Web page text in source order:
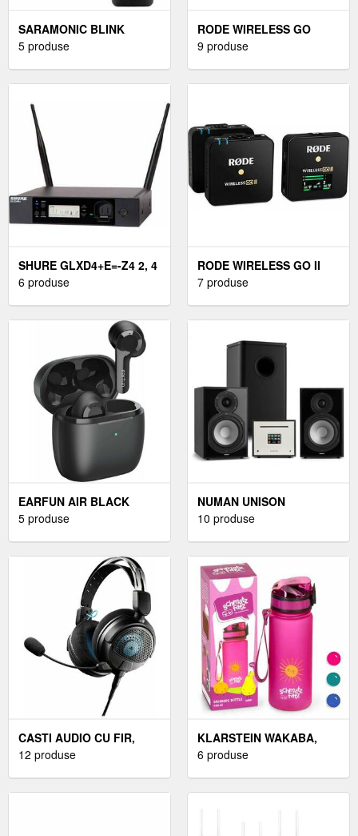
SARAMONIC BLINK
SISTEM AUDIO FĂRĂ FIR
5 produse
RODE WIRELESS GO
SISTEM AUDIO FĂRĂ FIR
9 produse
SHURE GLXD4+E=-Z4 2, 4
GHZ-5, 8 GHZ
6 produse
RODE WIRELESS GO II
SISTEM AUDIO FĂRĂ FIR
7 produse
EARFUN AIR BLACK
CĂȘTI IN-EAR FĂRĂ FIR
5 produse
NUMAN UNISON
REFERENCE 802 EDITION,
NEGRU
10 produse
CASTI AUDIO CU FIR,
MICROFON SI CONTROL
12 produse
KLARSTEIN WAKABA,
STICLĂ DE BĂUT, 400 ML,
6 produse